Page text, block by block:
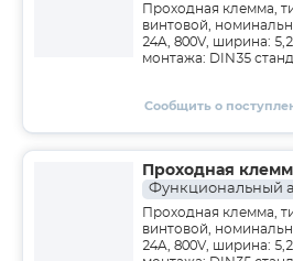
Проходная клемма,
винтовой,
24A, 800V, ширина:
монтажа: DIN35
Сообщить о
Проходная
Функциональный
Проходная клемма,
винтовой,
24A, 800V, ширина: